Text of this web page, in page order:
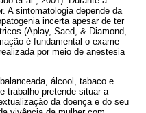
A sintomatologia depende da
incerta apesar de ter
(Aplay, Saed, & Diamond,
é fundamental o exame
por meio de anestesia
álcool, tabaco e
trabalho pretende situar a
da doença e do seu